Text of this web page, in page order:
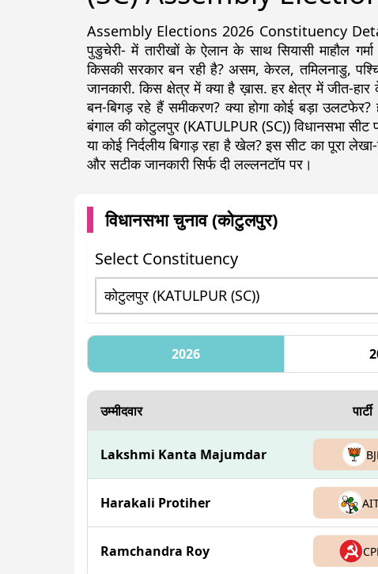
Assembly Elections 2026 Constituency
पुडुचेरी- में तारीखों के ऐलान के साथ सियासी माहौल
किसकी सरकार बन रही है? असम, केरल, तमिलनाडु,
जानकारी. किस क्षेत्र में क्या है ख़ास. हर क्षेत्र में जीत-
बन-बिगड़ रहे हैं समीकरण? क्या होगा कोई बड़ा
बंगाल की कोटुलपुर (KATULPUR (SC)) विधानसभा
या कोई निर्दलीय बिगाड़ रहा है खेल? इस सीट का पूरा
और सटीक जानकारी सिर्फ दी लल्लनटॉप पर।
विधानसभा चुनाव (कोटुलपुर)
Select Constituency
2026
उम्मीदवार पार्टी
Lakshmi Kanta Majumdar
Harakali Protiher
Ramchandra Roy